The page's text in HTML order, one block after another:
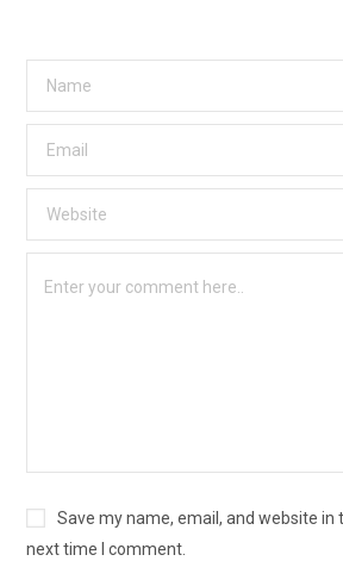
Save my name, email, and website in
next time I comment.